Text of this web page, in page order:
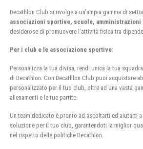
Decathlon Club si rivolge a un’ampia gamma di
associazioni sportive, scuole, amministrazioni
desiderose di promuovere l’attività fisica tra
Per i club e le associazione sportive:
Personalizza la tua divisa, rendi unica la tua
di Decathlon. Con Decathlon Club puoi acquistare
personalizzato per il tuo club, oltre ad una vasta
allenamenti e le tue partite.
Un team dedicato è pronto ad ascoltarti ed aiutarti
soluzione per il tuo club, garantendoti la miglior
nel rispetto delle politiche Decathlon.